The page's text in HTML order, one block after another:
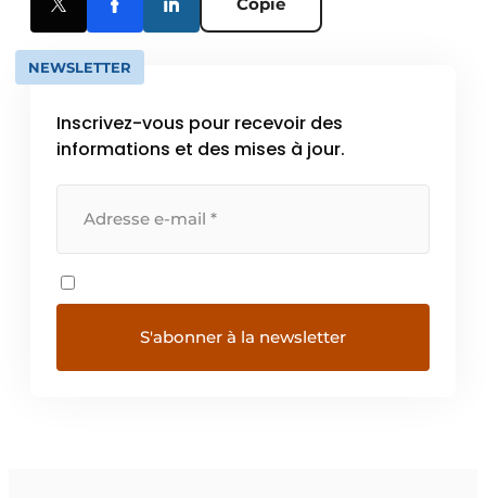
NEWSLETTER
Inscrivez-vous pour recevoir des
informations et des mises à jour.